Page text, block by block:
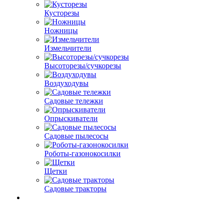
Кусторезы
Ножницы
Измельчители
Высоторезы/сучкорезы
Воздуходувы
Садовые тележки
Опрыскиватели
Садовые пылесосы
Роботы-газонокосилки
Щетки
Садовые тракторы